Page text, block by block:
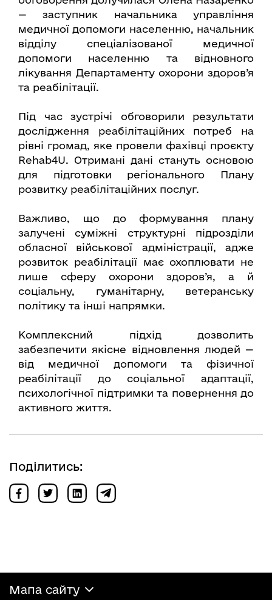
— заступник начальника управління
медичної допомоги населенню, начальник
відділу спеціалізованої медичної
допомоги населенню та відновного
лікування Департаменту охорони здоров’я
та реабілітації.
Під час зустрічі обговорили результати
дослідження реабілітаційних потреб на
рівні громад, яке провели фахівці проєкту
Rehab4U. Отримані дані стануть основою
для підготовки регіонального Плану
розвитку реабілітаційних послуг.
Важливо, що до формування плану
залучені суміжні структурні підрозділи
обласної військової адміністрації, адже
розвиток реабілітації має охоплювати не
лише сферу охорони здоров’я, а й
соціальну, гуманітарну, ветеранську
політику та інші напрямки.
Комплексний підхід дозволить
забезпечити якісне відновлення людей —
від медичної допомоги та фізичної
реабілітації до соціальної адаптації,
психологічної підтримки та повернення до
активного життя.
Поділитись:
Мапа сайту